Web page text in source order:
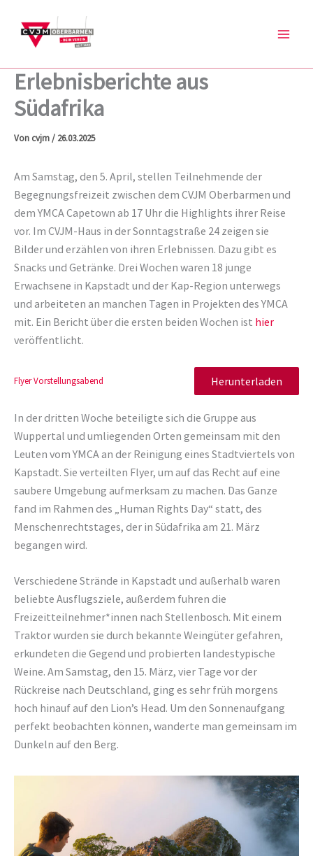
Inhalt
springen
Erlebnisberichte aus
Südafrika
Von cvjm/26.03.2025
Am Samstag, den 5. April, stellen Teilnehmende der
Begegnungsfreizeit zwischen dem CVJM Oberbarmen und
dem YMCA Capetown ab 17 Uhr die Highlights ihrer Reise
vor. Im CVJM-Haus in der Sonntagstraße 24 zeigen sie
Bilder und erzählen von ihren Erlebnissen. Dazu gibt es
Snacks und Getränke. Drei Wochen waren 18 junge
Erwachsene in Kapstadt und der Kap-Region unterwegs
und arbeiteten an manchen Tagen in Projekten des YMCA
mit. Ein Bericht über die ersten beiden Wochen ist hier
veröffentlicht.
Flyer Vorstellungsabend Herunterladen
In der dritten Woche beteiligte sich die Gruppe aus
Wuppertal und umliegenden Orten gemeinsam mit den
Leuten vom YMCA an der Reinigung eines Stadtviertels von
Kapstadt. Sie verteilten Flyer, um auf das Recht auf eine
saubere Umgebung aufmerksam zu machen. Das Ganze
fand im Rahmen des „Human Rights Day“ statt, des
Menschenrechtstages, der in Südafrika am 21. März
begangen wird.
Verschiedene Strände in Kapstadt und außerhalb waren
beliebte Ausflugsziele, außerdem fuhren die
Freizeitteilnehmer*innen nach Stellenbosch. Mit einem
Traktor wurden sie durch bekannte Weingüter gefahren,
erkundeten die Gegend und probierten landestypische
Weine. Am Samstag, den 15. März, vier Tage vor der
Rückreise nach Deutschland, ging es sehr früh morgens
hoch hinauf auf den Lion’s Head. Um den Sonnenaufgang
perfekt beobachten können, wanderte man gemeinsam im
Dunkeln auf den Berg.